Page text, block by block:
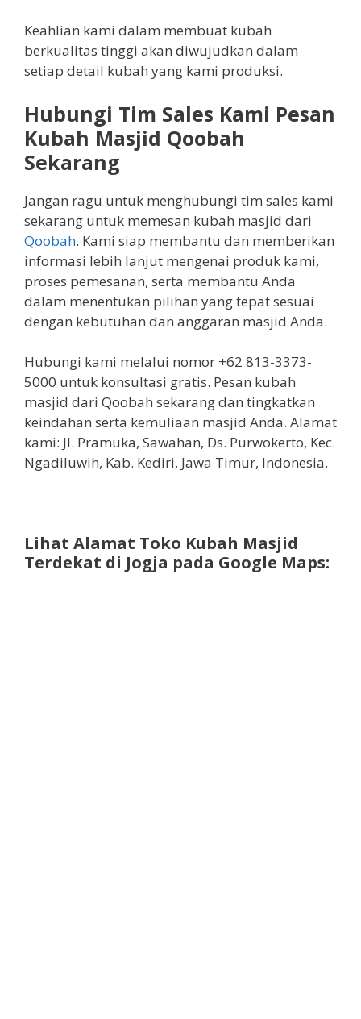
Keahlian kami dalam membuat kubah
berkualitas tinggi akan diwujudkan dalam
setiap detail kubah yang kami produksi.
Hubungi Tim Sales Kami Pesan
Kubah Masjid Qoobah
Sekarang
Jangan ragu untuk menghubungi tim sales kami
sekarang untuk memesan kubah masjid dari
Qoobah. Kami siap membantu dan memberikan
informasi lebih lanjut mengenai produk kami,
proses pemesanan, serta membantu Anda
dalam menentukan pilihan yang tepat sesuai
dengan kebutuhan dan anggaran masjid Anda.
Hubungi kami melalui nomor +62 813-3373-
5000 untuk konsultasi gratis. Pesan kubah
masjid dari Qoobah sekarang dan tingkatkan
keindahan serta kemuliaan masjid Anda. Alamat
kami: Jl. Pramuka, Sawahan, Ds. Purwokerto, Kec.
Ngadiluwih, Kab. Kediri, Jawa Timur, Indonesia.
Lihat Alamat Toko Kubah Masjid
Terdekat di Jogja pada Google Maps: